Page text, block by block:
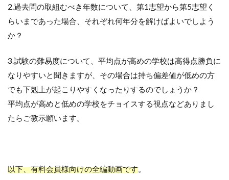
2.過去問の取組むべき年数について、第1志望から第5志望く
らいまであった場合、それぞれ何年分を解けばよいでしよう
か？
3.試験の難易度について、平均点が高めの学校は高得点勝負に
なりやすいと聞きますが、その場合は持ち偏差値が低めの方
でも下剋上が起こりやすくなったりするのでしょうか？
平均点が高めと低めの学校をチョイスする視点などありまし
たらご教示願います。
以下、有料会員様向けの全編動画です。